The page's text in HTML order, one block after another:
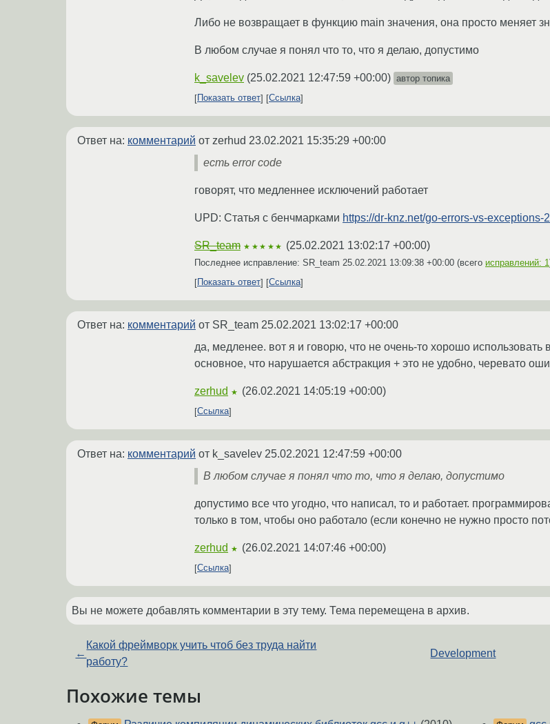
Либо не возвращает в функцию main значения, она просто меняет
В любом случае я понял что то, что я делаю, допустимо
k_savelev (25.02.2021 12:47:59 +00:00) автор топика
Показать ответ
Ссылка
Ответ на: комментарий от zerhud 23.02.2021 15:35:29 +00:00
есть error code
говорят, что медленнее исключений работает
UPD: Статья с бенчмарками https://dr-knz.net/go-errors-vs-exceptions-
SR_team ★★★★★ (25.02.2021 13:02:17 +00:00)
Последнее исправление: SR_team 25.02.2021 13:09:38 +00:00 (всего исправлений: 1
Показать ответ
Ссылка
Ответ на: комментарий от SR_team 25.02.2021 13:02:17 +00:00
да, медленее. вот я и говорю, что не очень-то хорошо
основное, что нарушается абстракция + это не удобно, черевато
zerhud ★ (26.02.2021 14:05:19 +00:00)
Ссылка
Ответ на: комментарий от k_savelev 25.02.2021 12:47:59 +00:00
В любом случае я понял что то, что я делаю, допустимо
допустимо все что угодно, что написал, то и работает.
только в том, чтобы оно работало (если конечно не нужно просто
zerhud ★ (26.02.2021 14:07:46 +00:00)
Ссылка
Вы не можете добавлять комментарии в эту тему. Тема перемещена в архив.
←
Какой фреймворк учить чтоб без труда найти
работу?
Development
Похожие темы